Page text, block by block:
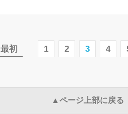
最初 1 2 3 4
▲ページ上部に戻る